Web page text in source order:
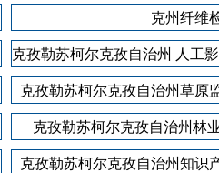
克州纤维
克孜勒苏柯尔克孜自治州草原
克孜勒苏柯尔克孜自治州林
克孜勒苏柯尔克孜自治州知识